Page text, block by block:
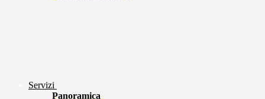
Servizi
Panoramica